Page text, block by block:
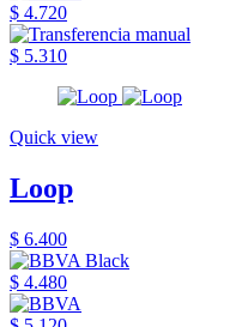
$ 4.720
$ 5.310
Quick view
Loop
$ 6.400
$ 4.480